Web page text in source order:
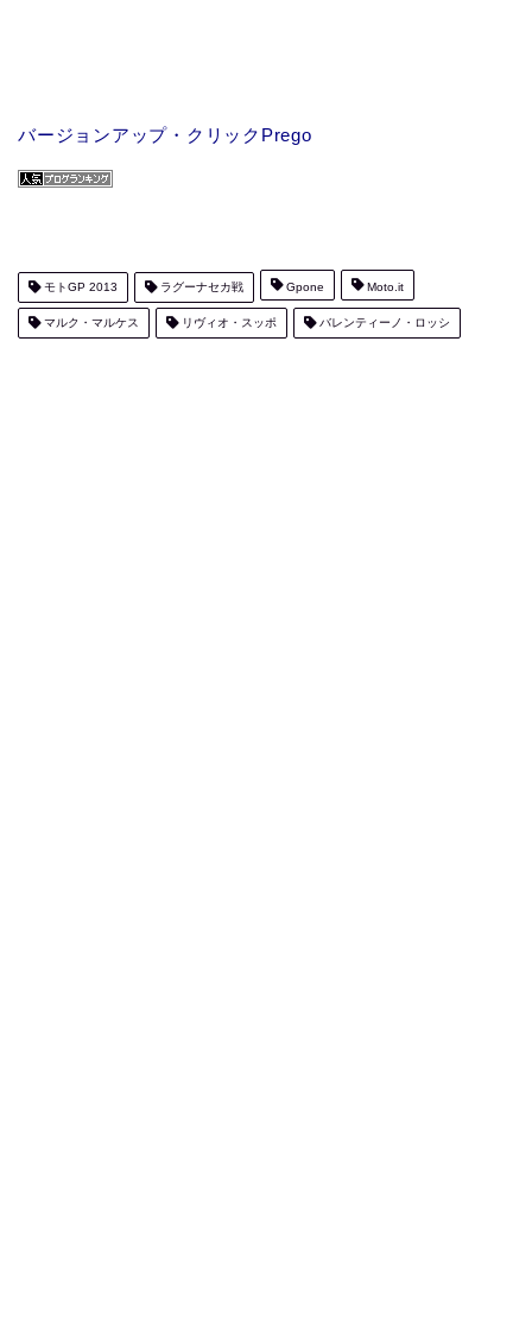
バージョンアップ・クリックPrego
モトGP 2013 ラグーナセカ戦 Gpone Moto.it
マルク・マルケス リヴィオ・スッポ バレンティーノ・ロッシ